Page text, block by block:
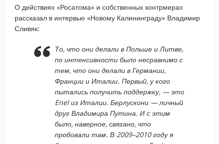
О действиях «Росатома» и собственных контрмерах
рассказал в интервью «Новому Калининграду» Владимир
Сливяк:
То, что они делали в Польше и Литве,
по интенсивности было несравнимо с
тем, что они делали в Германии,
Франции и Италии. Первый, у кого
пытались получить поддержку, — это
Enel из Италии. Берлускони — личный
друг Владимира Путина. И с этим
было, наверное, связано, что
пробовали там. В 2009–2010 году я